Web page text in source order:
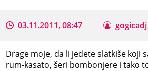
03.11.2011, 08:47 gogicadj
Drage moje, da li jedete slatkiše koji
rum-kasato, šeri bombonjere i tako